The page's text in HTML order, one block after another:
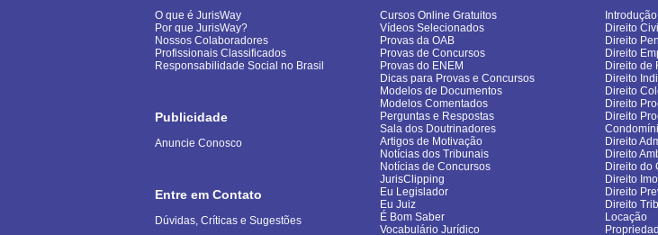
O que é JurisWay
Por que JurisWay?
Nossos Colaboradores
Profissionais Classificados
Responsabilidade Social no Brasil
Publicidade
Anuncie Conosco
Entre em Contato
Dúvidas, Críticas e Sugestões
Cursos Online Gratuitos
Vídeos Selecionados
Provas da OAB
Provas de Concursos
Provas do ENEM
Dicas para Provas e Concursos
Modelos de Documentos
Modelos Comentados
Perguntas e Respostas
Sala dos Doutrinadores
Artigos de Motivação
Notícias dos Tribunais
Notícias de Concursos
JurisClipping
Eu Legislador
Eu Juiz
É Bom Saber
Vocabulário Jurídico
Direito Civil
Direito
Direito
Direito de
Direito
Direito
Direito
Direito
Direito
Direito
Direito do
Direito
Direito
Direito
Locação